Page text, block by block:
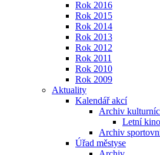
Rok 2016
Rok 2015
Rok 2014
Rok 2013
Rok 2012
Rok 2011
Rok 2010
Rok 2009
Aktuality
Kalendář akcí
Archiv
Letní kino
Archiv
Úřad městyse